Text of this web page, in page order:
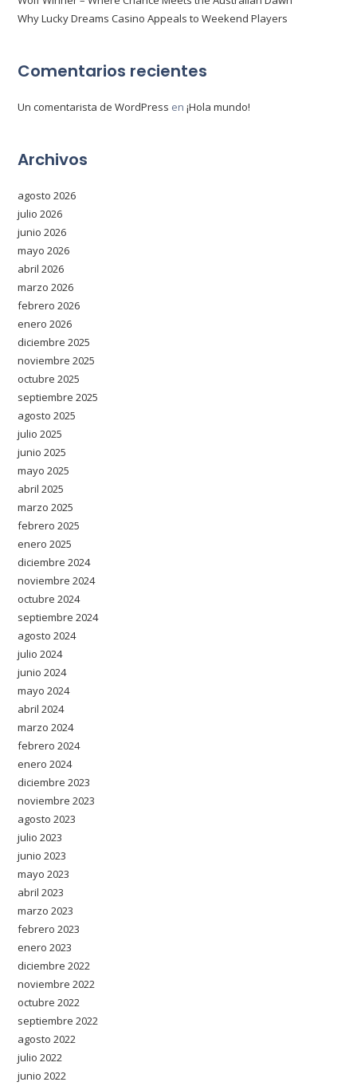
Why Lucky Dreams Casino Appeals to Weekend Players
Comentarios recientes
Un comentarista de WordPress en¡Hola mundo!
Archivos
agosto 2026
julio 2026
junio 2026
mayo 2026
abril 2026
marzo 2026
febrero 2026
enero 2026
diciembre 2025
noviembre 2025
octubre 2025
septiembre 2025
agosto 2025
julio 2025
junio 2025
mayo 2025
abril 2025
marzo 2025
febrero 2025
enero 2025
diciembre 2024
noviembre 2024
octubre 2024
septiembre 2024
agosto 2024
julio 2024
junio 2024
mayo 2024
abril 2024
marzo 2024
febrero 2024
enero 2024
diciembre 2023
noviembre 2023
agosto 2023
julio 2023
junio 2023
mayo 2023
abril 2023
marzo 2023
febrero 2023
enero 2023
diciembre 2022
noviembre 2022
octubre 2022
septiembre 2022
agosto 2022
julio 2022
junio 2022